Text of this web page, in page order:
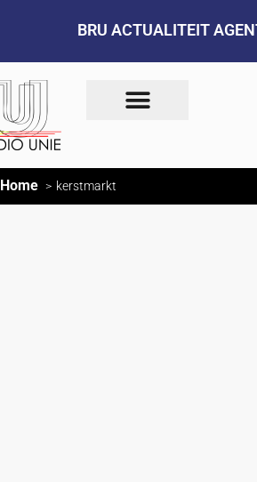
BRU ACTUALITEIT
Home kerstmarkt